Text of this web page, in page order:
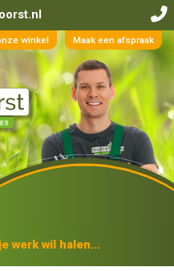
winkel Maak een afspraak
werk wil halen...